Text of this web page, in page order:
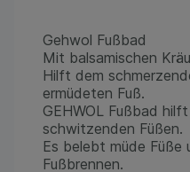
Gehwol Fußbad
Mit balsamischen
Hilft dem
ermüdeten Fuß.
GEHWOL Fußbad
schwitzenden Füßen.
Es belebt müde
Fußbrennen.